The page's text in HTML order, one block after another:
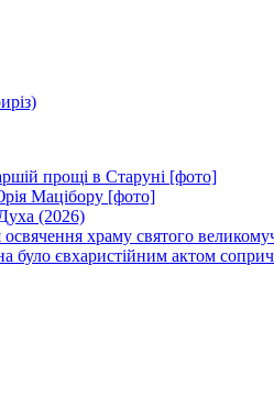
прощі в Старуні [фото]
Мацібору [фото]
(2026)
храму святого
було євхаристійним актом